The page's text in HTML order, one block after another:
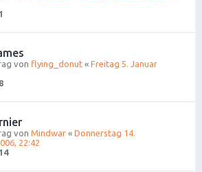
1
von flying_donut « Freitag 5. Januar
8
von Mindwar « Donnerstag 14.
22:42
14